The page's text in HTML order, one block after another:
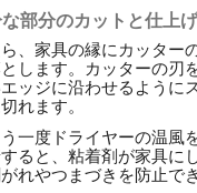
部分のカットと仕上げ
、家具の縁にカッター
します。カッターの刃
ッジに沿わせるように
れます。
一度ドライヤーの温風
ると、粘着剤が家具に
れやつまづきを防止で